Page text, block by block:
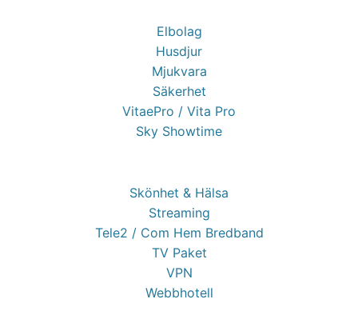
Elbolag
Husdjur
Mjukvara
Säkerhet
VitaePro / Vita Pro
Sky Showtime
Skönhet & Hälsa
Streaming
Tele2 / Com Hem Bredband
TV Paket
VPN
Webbhotell